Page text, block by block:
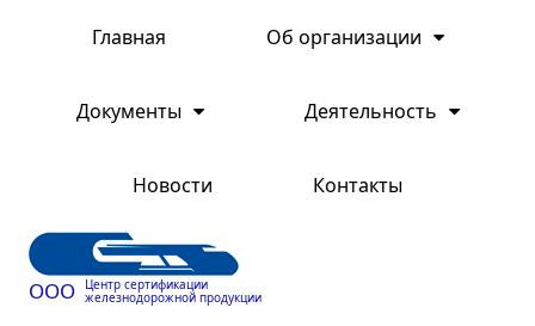
Главная Об организации
Документы Деятельность
Новости Контакты
ООО Центр сертификации
железнодорожной продукции